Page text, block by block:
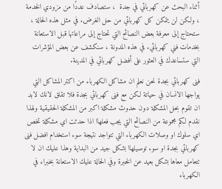
أثناء البحث عن كهربائي في جدة ، ستصادف عددًا من مزودي الخدمة
، ولكن لن يتمكن كل كهربائي من حل الغرض. في مثل هذه الحالة ،
ستحتاج إلى معرفة بعض النصائح التي تحتاج إلى مراعاتها قبل الاستعانة
بخدمات فني كهربائي. في هذه المدونة ، سنكشف عن بعض المؤشرات
التي ستساعدك في العثور على أفضل كهربائي في المدينة.
فنى كهربائي بجدة نحن نعلم ان مشاكل الكهرباء من اكتر المشاكل التي
يواجها الانسان في حياتة لكن مع فنى كهربائي بجدة فلا تقلق لانك لابد
ان تقوم بحل المشكلة دون حدوث مشكلة اكبر من المشكلة الحقيقية ولهذا
نقدم لكم مجموعة من النصائح التي يجب فعلهاا اذا حدثت اي مشكلة تخص
اي سلوك او وصلات الكهرباء التي تتواجد نتيجة سوء استخدام افضل فنى
كهربائي بجدة او سوء توصيلهاا بشكل جيد من البداية وهذا عليك ان لا
تتعامل معاها بشكل بعيد عن الخبرة وفي الحالة عليك الاستعانة بخبراء في
الكهرباء